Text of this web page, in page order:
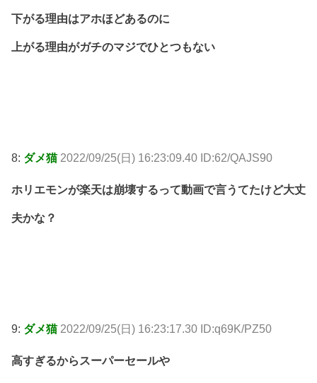
下がる理由はアホほどあるのに
上がる理由がガチのマジでひとつもない
8: ダメ猫 2022/09/25(日) 16:23:09.40 ID:62/QAJS90
ホリエモンが楽天は崩壊するって動画で言うてたけど大丈
夫かな？
9: ダメ猫 2022/09/25(日) 16:23:17.30 ID:q69K/PZ50
高すぎるからスーパーセールや